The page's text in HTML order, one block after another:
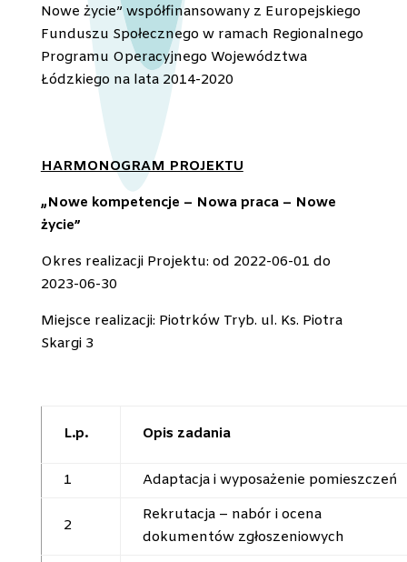
Nowe życie” współfinansowany z Europejskiego
Funduszu Społecznego w ramach Regionalnego
Programu Operacyjnego Województwa
Łódzkiego na lata 2014-2020
HARMONOGRAM PROJEKTU
„Nowe kompetencje – Nowa praca – Nowe
życie”
Okres realizacji Projektu: od 2022-06-01 do
2023-06-30
Miejsce realizacji: Piotrków Tryb. ul. Ks. Piotra
Skargi 3
L.p. Opis zadania
1 Adaptacja i wyposażenie pomieszczeń
2
Rekrutacja – nabór i ocena
dokumentów zgłoszeniowych